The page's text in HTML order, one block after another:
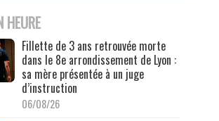
HEURE
Fillette de 3 ans retrouvée morte
dans le 8e arrondissement de Lyon :
sa mère présentée à un juge
d’instruction
06/08/26